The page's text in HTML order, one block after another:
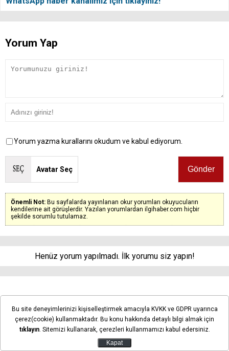
Yorum Yap
Yorum yazma kurallarını okudum ve kabul ediyorum.
Avatar Seç
Önemli Not: Bu sayfalarda yayınlanan okur yorumları okuyucuların
kendilerine ait görüşlerdir. Yazılan yorumlardan ilgihaber.com hiçbir
şekilde sorumlu tutulamaz.
Henüz yorum yapılmadı. İlk yorumu siz yapın!
Filistin topraklarını gasbeden
İsrailliler, Batı Şeria’da
Filistinlilere ve mülklerine
Bu site deneyimlerinizi kişiselleştirmek amacıyla KVKK ve GDPR uyarınca
çerez(cookie) kullanmaktadır. Bu konu hakkında detaylı bilgi almak için
tıklayın. Sitemizi kullanarak, çerezleri kullanmamızı kabul edersiniz.
Kapat